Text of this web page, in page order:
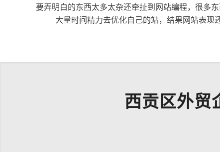
要弄明白的东西太多太杂还牵扯到网站编程，很多
大量时间精力去优化自己的站，结果网站表现
西贡区外贸